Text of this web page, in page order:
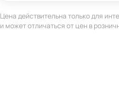
Цена действительна только для
и может отличаться от цен в